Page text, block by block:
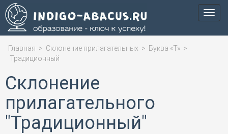
Меню
Главная > Склонение прилагательных > Буква «Т» >
Традиционный
Склонение
прилагательного
"Традиционный"